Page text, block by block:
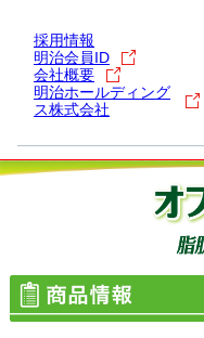
採用情報
明治会員ID
会社概要
明治ホールディング
ス株式会社